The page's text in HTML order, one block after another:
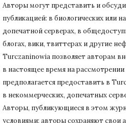
Авторы могут представить и
публикацией: в биологических или
допечатной серверах, в
блогах, вики, твиттерах и другие
Turczaninowiа позволяет авторам
в настоящее время на
предполагается предоставить в
в некоммерческих, допечатных
Авторы, публикующиеся в этом
условиями: авторы сохраняют свои